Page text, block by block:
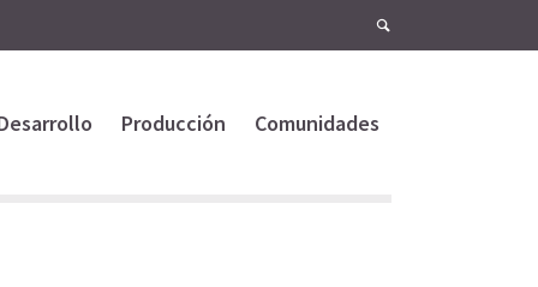
Producción Comunidades